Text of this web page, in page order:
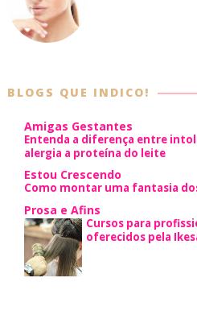
BLOGS QUE INDICO!
Amigas Gestantes
Entenda a diferença entre
alergia a proteína do leite
Estou Crescendo
Como montar uma fantasia
Prosa e Afins
Cursos para
oferecidos pela